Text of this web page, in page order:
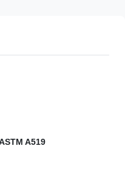
A519